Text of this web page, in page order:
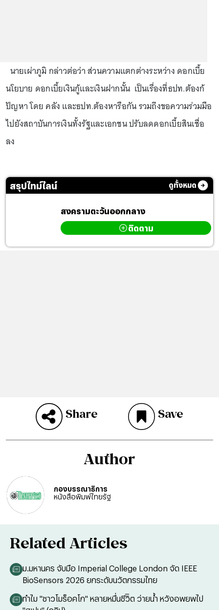
นายเผ่าภูมิ กล่าวต่อว่า ส่วนความแตกต่างระหว่าง ดอกเบี้ย
นโยบาย ดอกเบี้ยเงินกู้และเงินฝากนั้น เป็นเรื่องที่ธปท.ต้องก้
ปัญหา โดย คลัง และธปท.ต้องหารือกัน รวมถึงขอความร่วมมือ
ไปยังสถาบันการเงินทั้งรัฐและเอกชน ปรับลดดอกเบี้ยสินเชื่อ
ลง
สรุปไทม์ไลน์ ดูทั้งหมด
สงครามตะวันออกกลาง
ติดตาม
Share Save
Author
กองบรรณาธิการ
หนังสือพิมพ์ไทยรัฐ
Related Articles
ม.มหานคร จับมือ Imperial College London จัด IEEE
BioSensors 2026 ยกระดับนวัตกรรมไทย
ทำไม "ชาวโมร็อคโก" หลายหมื่นชีวิิต ว่ายน้ำ หวังอพยพไป